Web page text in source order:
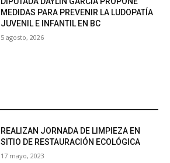
MEDIDAS PARA PREVENIR LA LUDOPATÍA
JUVENIL E INFANTIL EN BC
5 agosto, 2026
REALIZAN JORNADA DE LIMPIEZA EN
SITIO DE RESTAURACIÓN ECOLÓGICA
17 mayo, 2023